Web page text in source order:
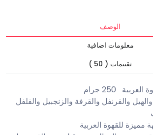
الوصف
معلومات اضافية
تقييمات ( 50 )
250 جرام
والقرنفل والقرفة والزنجبيل والفلفل
مميزة للقهوة العربية